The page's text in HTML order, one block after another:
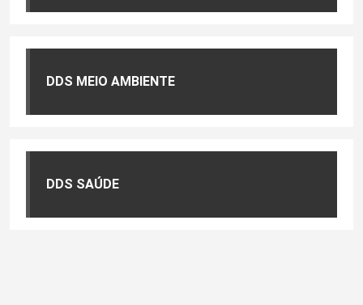
DDS MEIO AMBIENTE
DDS SAÚDE